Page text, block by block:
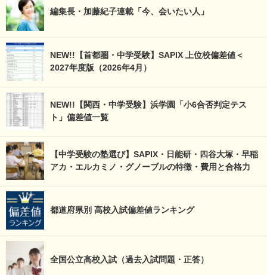
編集長・加藤紀子連載「今、会いたい人」
NEW!!【首都圏・中学受験】SAPIX 上位校偏差値＜
2027年度版（2026年4月）
NEW!!【関西・中学受験】浜学園「小6合否判定テス
ト」偏差値一覧
【中学受験の塾選び】SAPIX・日能研・四谷大塚・早稲
アカ・エルカミノ・グノーブルの特徴・費用と合格力
都道府県別 高校入試偏差値ランキング
全国公立高校入試（過去入試問題・正答）